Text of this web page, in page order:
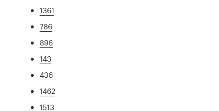
1361
786
896
143
436
1462
1513